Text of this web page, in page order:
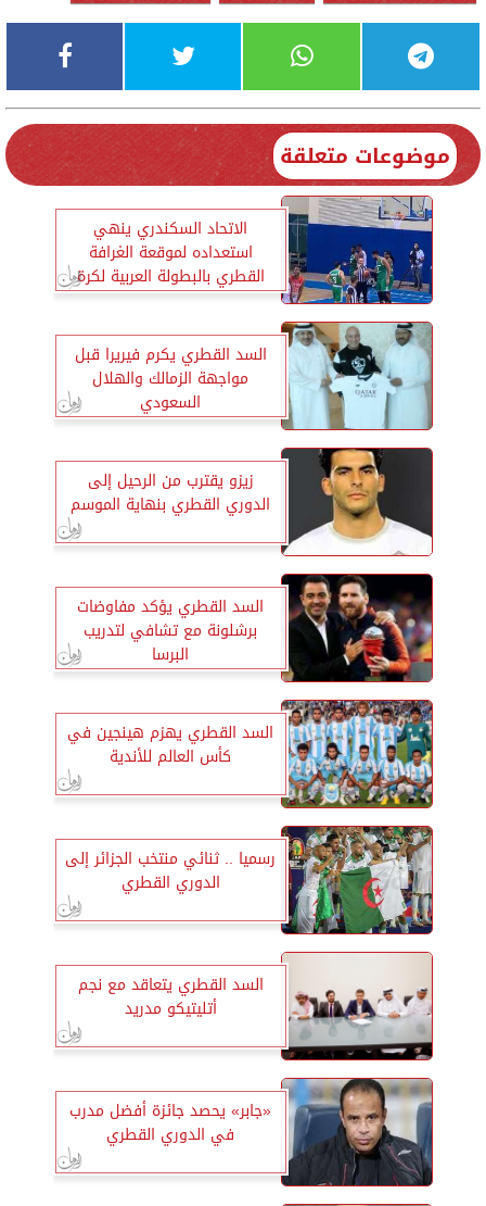
موضوعات متعلقة
الاتحاد السكندري ينهي
استعداده لموقعة الغرافة
القطري بالبطولة العربية لكرة
السلة
السد القطري يكرم فيريرا قبل
مواجهة الزمالك والهلال
السعودي
زيزو يقترب من الرحيل إلى
الدوري القطري بنهاية الموسم
السد القطري يؤكد مفاوضات
برشلونة مع تشافي لتدريب
البرسا
السد القطري يهزم هينجين في
كأس العالم للأندية
رسميا .. ثنائي منتخب الجزائر إلى
الدوري القطري
السد القطري يتعاقد مع نجم
أتليتيكو مدريد
«جابر» يحصد جائزة أفضل مدرب
في الدوري القطري